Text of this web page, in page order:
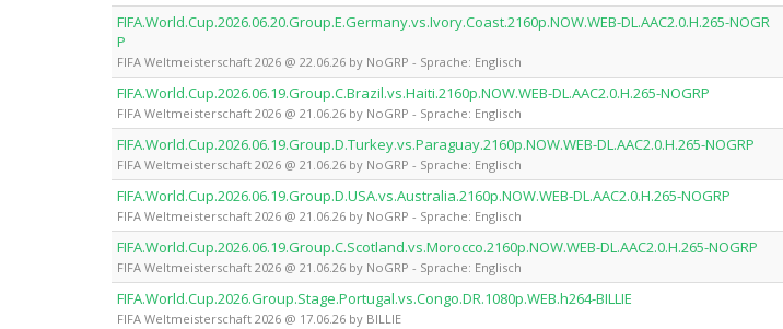
FIFA.World.Cup.2026.06.20.Group.E.Germany.vs.Ivory.Coast.2160p.NOW.WEB-DL.AAC2.0.H.265-NOGR
P
FIFA Weltmeisterschaft 2026 @ 22.06.26 by NoGRP - Sprache: Englisch
FIFA.World.Cup.2026.06.19.Group.C.Brazil.vs.Haiti.2160p.NOW.WEB-DL.AAC2.0.H.265-NOGRP
FIFA Weltmeisterschaft 2026 @ 21.06.26 by NoGRP - Sprache: Englisch
FIFA.World.Cup.2026.06.19.Group.D.Turkey.vs.Paraguay.2160p.NOW.WEB-DL.AAC2.0.H.265-NOGRP
FIFA Weltmeisterschaft 2026 @ 21.06.26 by NoGRP - Sprache: Englisch
FIFA.World.Cup.2026.06.19.Group.D.USA.vs.Australia.2160p.NOW.WEB-DL.AAC2.0.H.265-NOGRP
FIFA Weltmeisterschaft 2026 @ 21.06.26 by NoGRP - Sprache: Englisch
FIFA.World.Cup.2026.06.19.Group.C.Scotland.vs.Morocco.2160p.NOW.WEB-DL.AAC2.0.H.265-NOGRP
FIFA Weltmeisterschaft 2026 @ 21.06.26 by NoGRP - Sprache: Englisch
FIFA.World.Cup.2026.Group.Stage.Portugal.vs.Congo.DR.1080p.WEB.h264-BILLIE
FIFA Weltmeisterschaft 2026 @ 17.06.26 by BILLIE